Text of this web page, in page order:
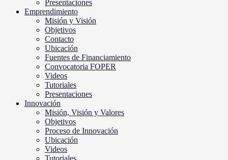
Presentaciones
Emprendimiento
Misión y Visión
Objetivos
Contacto
Ubicación
Fuentes de Financiamiento
Convocatoria FOPER
Videos
Tutoriales
Presentaciones
Innovación
Misión, Visión y Valores
Objetivos
Proceso de Innovación
Ubicación
Videos
Tutoriales